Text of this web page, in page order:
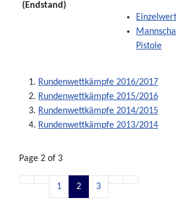
(Endstand)
Pistole
Rundenwettkämpfe 2016/2017
Rundenwettkämpfe 2015/2016
Rundenwettkämpfe 2014/2015
Rundenwettkämpfe 2013/2014
Page 2 of 3
1 2 3